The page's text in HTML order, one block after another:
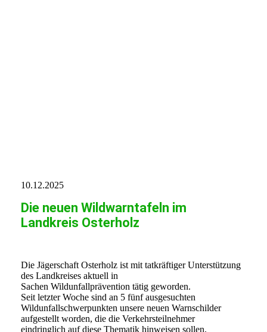
10.12.2025
Die neuen Wildwarntafeln im
Landkreis Osterholz
Die Jägerschaft Osterholz ist mit tatkräftiger Unterstützung
des Landkreises aktuell in
Sachen Wildunfallprävention tätig geworden.
Seit letzter Woche sind an 5 fünf ausgesuchten
Wildunfallschwerpunkten unsere neuen Warnschilder
aufgestellt worden, die die Verkehrsteilnehmer
eindringlich auf diese Thematik hinweisen sollen.